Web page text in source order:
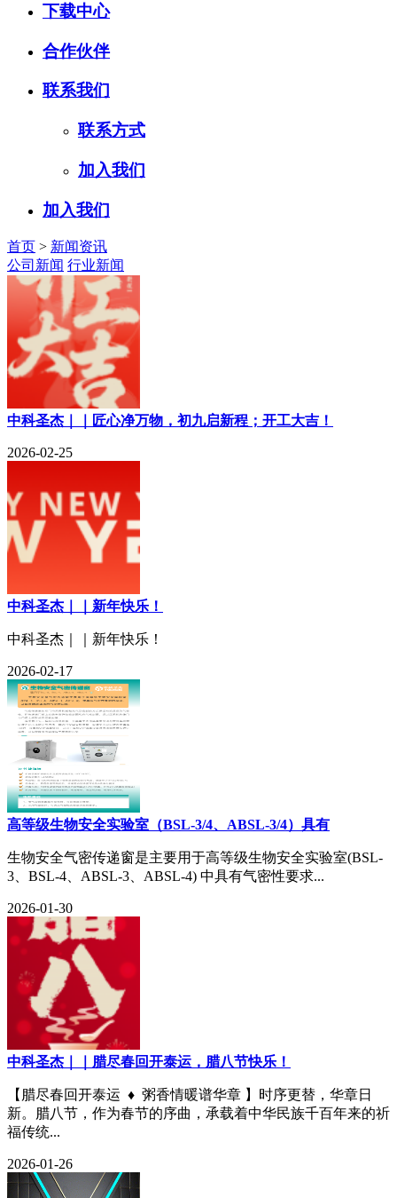
下载中心
合作伙伴
联系我们
联系方式
加入我们
加入我们
首页 > 新闻资讯
公司新闻 行业新闻
中科圣杰｜｜匠心净万物，初九启新程；开工大吉！
2026-02-25
中科圣杰｜｜新年快乐！
中科圣杰｜｜新年快乐！
2026-02-17
高等级生物安全实验室（BSL-3/4、ABSL-3/4）具有
生物安全气密传递窗是主要用于高等级生物安全实验室(BSL-
3、BSL-4、ABSL-3、ABSL-4) 中具有气密性要求...
2026-01-30
中科圣杰｜｜腊尽春回开泰运，腊八节快乐！
【腊尽春回开泰运 ♦ 粥香情暖谱华章 】时序更替，华章日
新。腊八节，作为春节的序曲，承载着中华民族千百年来的祈
福传统...
2026-01-26